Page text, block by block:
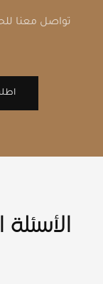
تواصل معنا